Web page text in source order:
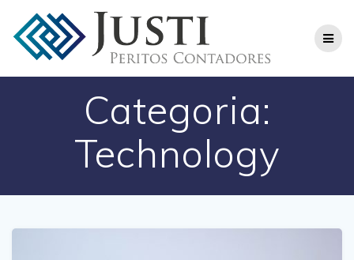
to
content
Categoria:
Technology